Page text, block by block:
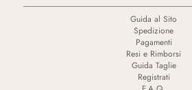
Guida al Sito
Spedizione
Pagamenti
Resi e Rimborsi
Guida Taglie
Registrati